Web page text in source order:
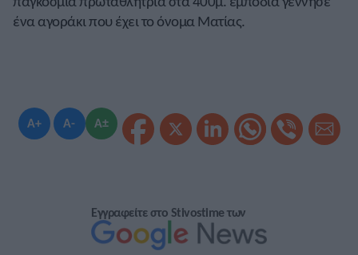
A+ A- A±
ένα αγοράκι που έχει το όνομα Ματίας.
Εγγραφείτε στο Stivostime των